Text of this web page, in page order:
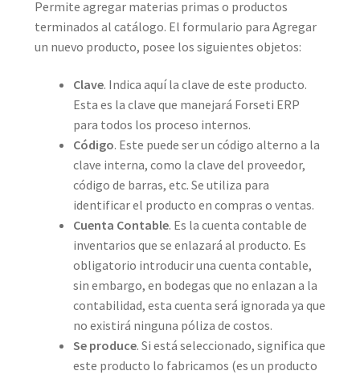
Permite agregar materias primas o productos
terminados al catálogo. El formulario para Agregar
un nuevo producto, posee los siguientes objetos:
Clave. Indica aquí la clave de este producto.
Esta es la clave que manejará Forseti ERP
para todos los proceso internos.
Código. Este puede ser un código alterno a la
clave interna, como la clave del proveedor,
código de barras, etc. Se utiliza para
identificar el producto en compras o ventas.
Cuenta Contable. Es la cuenta contable de
inventarios que se enlazará al producto. Es
obligatorio introducir una cuenta contable,
sin embargo, en bodegas que no enlazan a la
contabilidad, esta cuenta será ignorada ya que
no existirá ninguna póliza de costos.
Se produce. Si está seleccionado, significa que
este producto lo fabricamos (es un producto